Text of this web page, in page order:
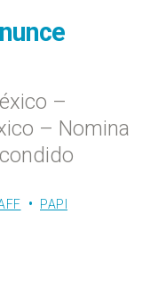
–
– Nomina
PAPI